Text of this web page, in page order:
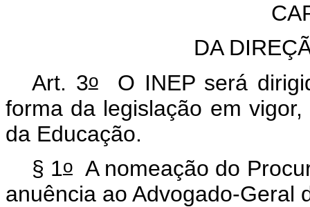
DA
Art. 3oO INEP será
forma da legislação em
da Educação.
§ 1oA nomeação do
anuência ao Advogado-Geral